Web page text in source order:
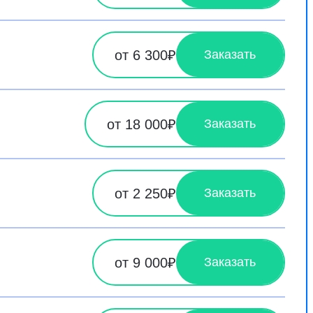
от 6 300₽ Заказать
от 18 000₽ Заказать
от 2 250₽ Заказать
от 9 000₽ Заказать